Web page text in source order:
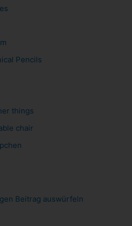
Pencils
things
chair